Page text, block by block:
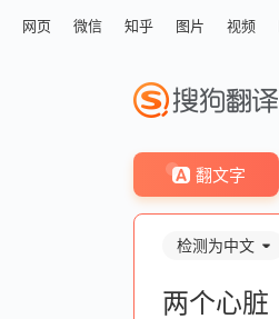
网页 微信 知乎 图片 视频
翻文字
检测为中文